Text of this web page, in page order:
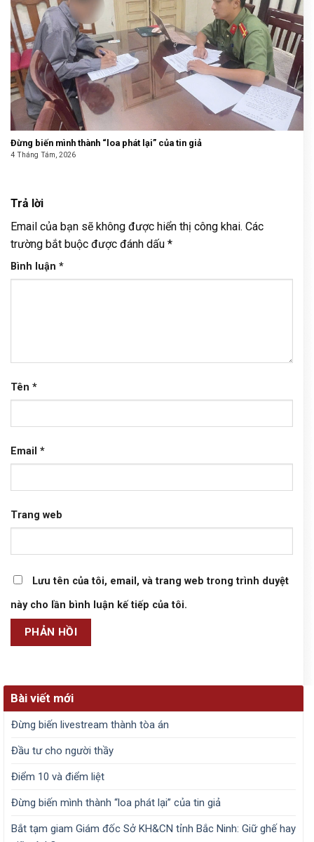
Đừng biến mình thành “loa phát lại” của tin giả
4 Tháng Tám, 2026
Trả lời
Email của bạn sẽ không được hiển thị công khai. Các
trường bắt buộc được đánh dấu *
Bình luận *
Tên *
Email *
Trang web
Lưu tên của tôi, email, và trang web trong trình duyệt
này cho lần bình luận kế tiếp của tôi.
Bài viết mới
Đừng biến livestream thành tòa án
Đầu tư cho người thầy
Điểm 10 và điểm liệt
Đừng biến mình thành “loa phát lại” của tin giả
Bắt tạm giam Giám đốc Sở KH&CN tỉnh Bắc Ninh: Giữ ghế hay